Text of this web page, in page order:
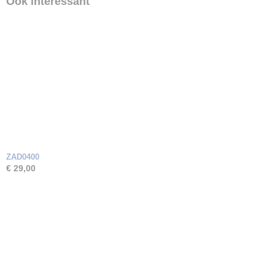
ZAD0400
€ 29,00